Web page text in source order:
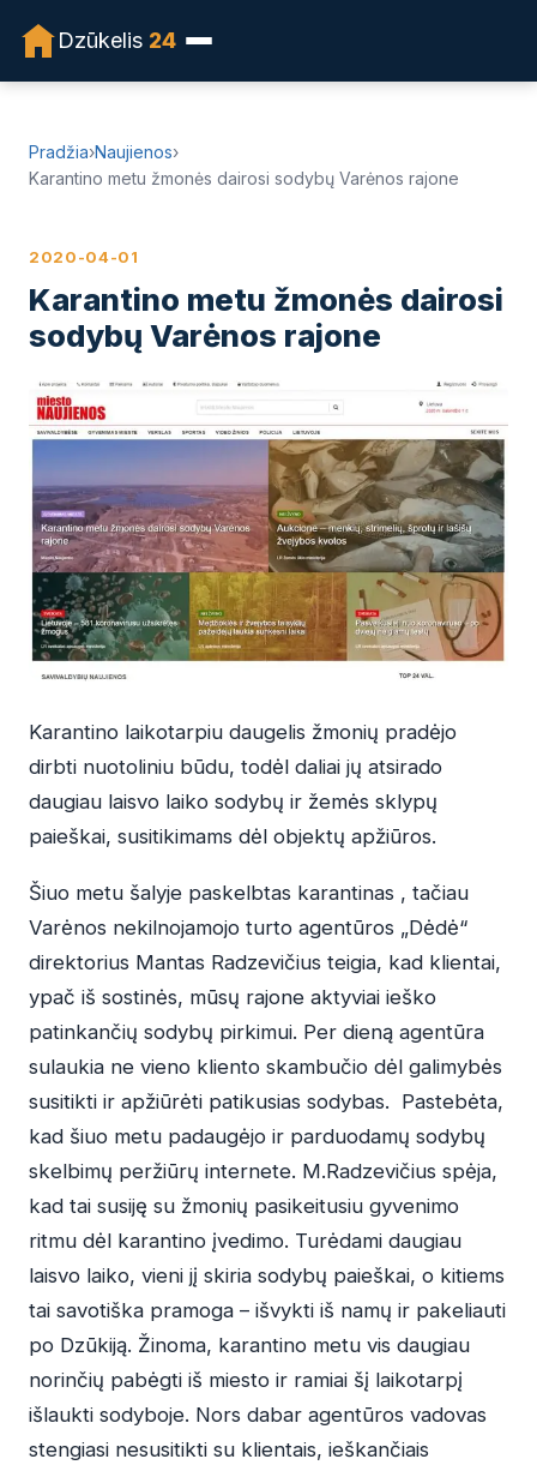
Dzūkelis 24
Pradžia›Naujienos›
Karantino metu žmonės dairosi sodybų Varėnos rajone
2020-04-01
Karantino metu žmonės dairosi
sodybų Varėnos rajone
Karantino laikotarpiu daugelis žmonių pradėjo
dirbti nuotoliniu būdu, todėl daliai jų atsirado
daugiau laisvo laiko sodybų ir žemės sklypų
paieškai, susitikimams dėl objektų apžiūros.
Šiuo metu šalyje paskelbtas karantinas , tačiau
Varėnos nekilnojamojo turto agentūros „Dėdė“
direktorius Mantas Radzevičius teigia, kad klientai,
ypač iš sostinės, mūsų rajone aktyviai ieško
patinkančių sodybų pirkimui. Per dieną agentūra
sulaukia ne vieno kliento skambučio dėl galimybės
susitikti ir apžiūrėti patikusias sodybas. Pastebėta,
kad šiuo metu padaugėjo ir parduodamų sodybų
skelbimų peržiūrų internete. M.Radzevičius spėja,
kad tai susiję su žmonių pasikeitusiu gyvenimo
ritmu dėl karantino įvedimo. Turėdami daugiau
laisvo laiko, vieni jį skiria sodybų paieškai, o kitiems
tai savotiška pramoga – išvykti iš namų ir pakeliauti
po Dzūkiją. Žinoma, karantino metu vis daugiau
norinčių pabėgti iš miesto ir ramiai šį laikotarpį
išlaukti sodyboje. Nors dabar agentūros vadovas
stengiasi nesusitikti su klientais, ieškančiais